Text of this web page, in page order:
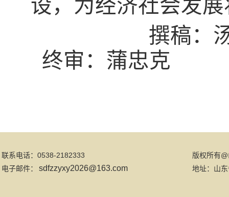
设，为经济社会发
撰稿：汤雪
终审：蒲忠克
联系电话：0538-2182333
电子邮件：
sdfzzyxy2026@163.com
版权所有
地址：山